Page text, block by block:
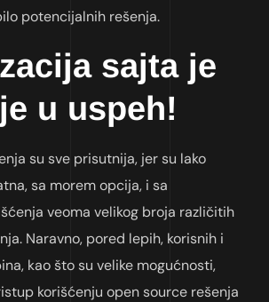
potencijalnih rešenja.
sajta je
u uspeh!
su sve prisutnija, jer su lako
sa morem opcija, i sa
veoma velikog broja različitih
Naravno, pored lepih, korisnih i
kao što su velike mogućnosti,
korišćenju open source rešenja